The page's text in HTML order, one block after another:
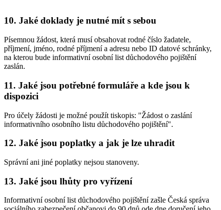
10. Jaké doklady je nutné mít s sebou
Písemnou žádost, která musí obsahovat rodné číslo žadatele,
příjmení, jméno, rodné příjmení a adresu nebo ID datové schránky,
na kterou bude informativní osobní list důchodového pojištění
zaslán.
11. Jaké jsou potřebné formuláře a kde jsou k
dispozici
Pro účely žádosti je možné použít tiskopis: "Žádost o zaslání
informativního osobního listu důchodového pojištění".
12. Jaké jsou poplatky a jak je lze uhradit
Správní ani jiné poplatky nejsou stanoveny.
13. Jaké jsou lhůty pro vyřízení
Informativní osobní list důchodového pojištění zašle Česká správa